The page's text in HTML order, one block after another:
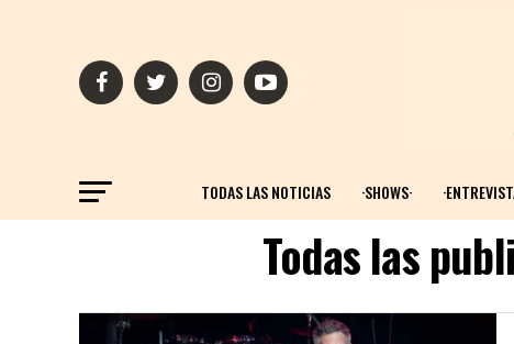
TODAS LAS NOTICIAS ·SHOWS·
Todas las